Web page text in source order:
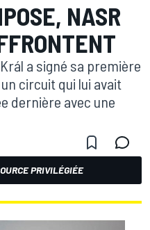
NASR
a signé sa première
circuit qui lui avait
dernière avec une
PRIVILÉGIÉE